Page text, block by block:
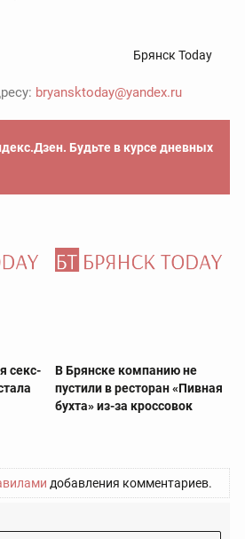
Брянск Today
bryansktoday@yandex.ru
Будьте в курсе дневных
секс-
В Брянске компанию не
пустили в ресторан «Пивная
бухта» из-за кроссовок
добавления комментариев.